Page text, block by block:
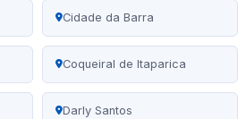
Cidade da Barra
Coqueiral de Itaparica
Darly Santos